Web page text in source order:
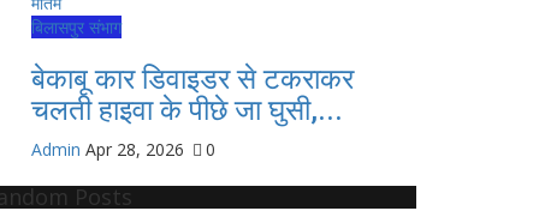
बिलासपुर संभाग
बेकाबू कार डिवाइडर से टकराकर
चलती हाइवा के पीछे जा घुसी,...
Admin Apr 28, 2026 0
Posts